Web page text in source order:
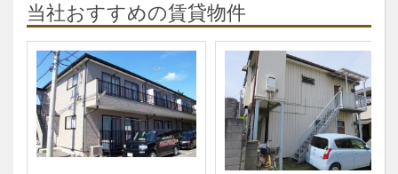
当社おすすめの賃貸物件